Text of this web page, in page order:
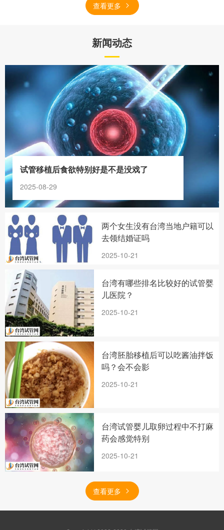
查看更多
新闻动态
试管移植后食欲特别好是不是没戏了
2025-08-29
两个女生没有台湾当地户籍可以
去领结婚证吗
2025-10-21
台湾有哪些排名比较好的试管婴
儿医院？
2025-10-21
台湾胚胎移植后可以吃酱油拌饭
吗？会不会影
2025-10-21
台湾试管婴儿取卵过程中不打麻
药会感觉特别
2025-10-21
查看更多